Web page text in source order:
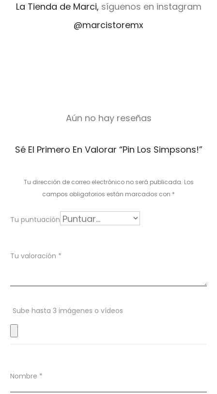
La Tienda de Marci, síguenos en instagram
@marcistoremx
V
a
r
i
o
e
s
Aún no hay reseñas
Sé El Primero En Valorar “Pin Los Simpsons!”
Tu dirección de correo electrónico no será publicada. Los
campos obligatorios están marcados con *
Tu puntuación
Tu valoración *
Sube hasta 3 imágenes o vídeos
Nombre *